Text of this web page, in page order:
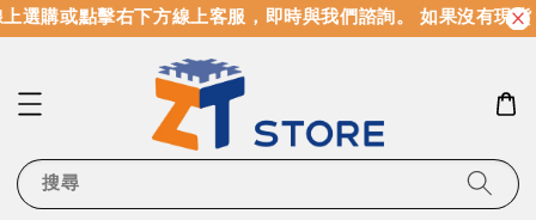
選購或點擊右下方線上客服，即時與我們諮詢。 如果沒有現貨
搜尋